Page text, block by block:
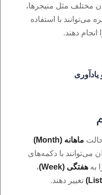
مختلف مثل منیجرها،
می‌توانند با استفاده
انجام دهند.
ماهانه (Month)
می‌توانند با دکمه‌های
به هفتگی (Week)
،
تغییر دهند.